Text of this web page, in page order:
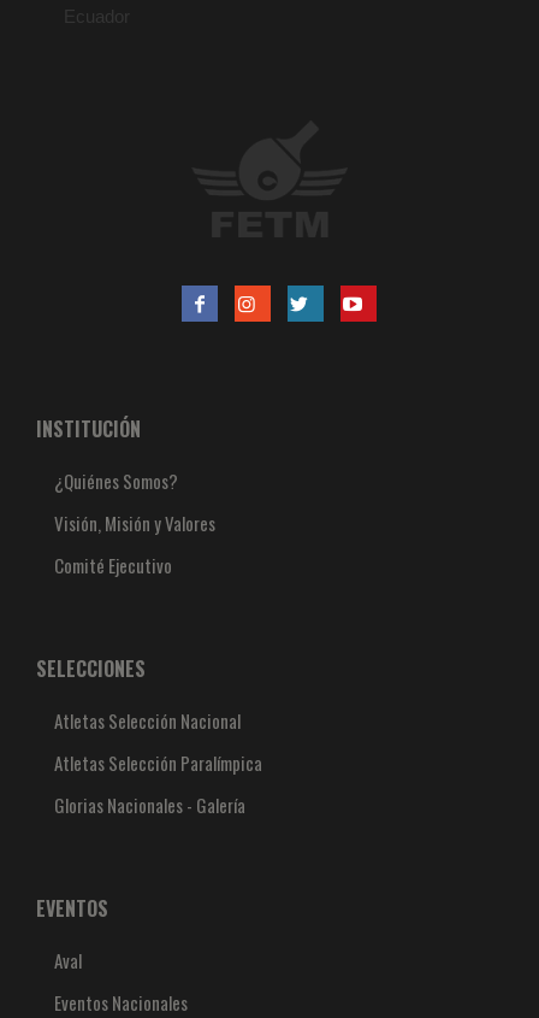
Ecuador
INSTITUCIÓN
¿Quiénes Somos?
Visión, Misión y Valores
Comité Ejecutivo
SELECCIONES
Atletas Selección Nacional
Atletas Selección Paralímpica
Glorias Nacionales - Galería
EVENTOS
Aval
Eventos Nacionales